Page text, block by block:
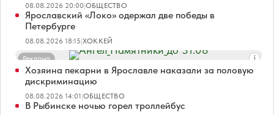
08.08.2026 20:00|ОБЩЕСТВО
Ярославский «Локо» одержал две победы в
Петербурге
08.08.2026 18:15|ХОККЕЙ
Реклама
Хозяина пекарни в Ярославле наказали за половую
дискриминацию
08.08.2026 14:01|ОБЩЕСТВО
В Рыбинске ночью горел троллейбус